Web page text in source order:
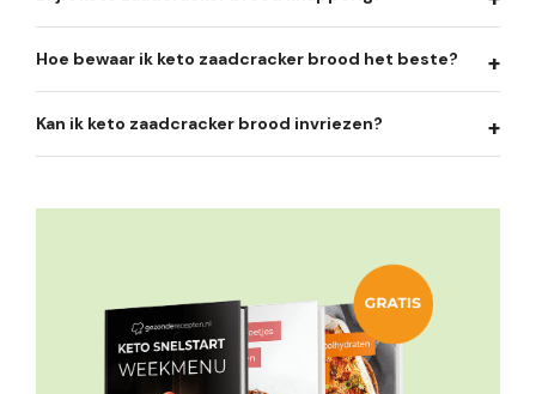
Hoe bewaar ik keto zaadcracker brood het beste?
Kan ik keto zaadcracker brood invriezen?